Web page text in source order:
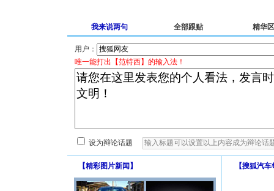
我来说两句 全部跟贴 精华区
用户：
唯一能打出【范特西】的输入法！
设为辩论话题
【精彩图片新闻 】 【搜狐汽车